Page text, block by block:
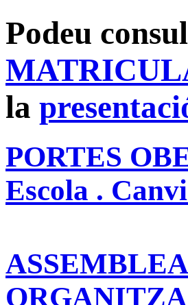
Podeu
la
PORTES
Escola .